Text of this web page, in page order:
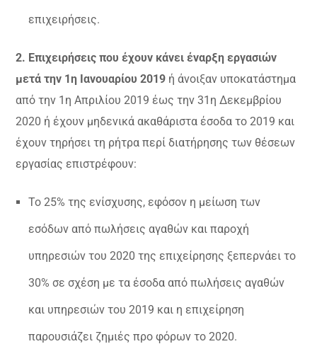
επιχειρήσεις.
2. Επιχειρήσεις που έχουν κάνει έναρξη εργασιών
μετά την 1η Ιανουαρίου 2019 ή άνοιξαν υποκατάστημα
από την 1η Απριλίου 2019 έως την 31η Δεκεμβρίου
2020 ή έχουν μηδενικά ακαθάριστα έσοδα το 2019 και
έχουν τηρήσει τη ρήτρα περί διατήρησης των θέσεων
εργασίας επιστρέφουν:
Το 25% της ενίσχυσης, εφόσον η μείωση των
εσόδων από πωλήσεις αγαθών και παροχή
υπηρεσιών του 2020 της επιχείρησης ξεπερνάει το
30% σε σχέση με τα έσοδα από πωλήσεις αγαθών
και υπηρεσιών του 2019 και η επιχείρηση
παρουσιάζει ζημιές προ φόρων το 2020.